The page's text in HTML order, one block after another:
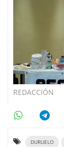
REDACCIÓN
DURUELO